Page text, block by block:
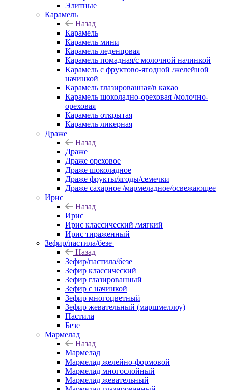
Элитные
Карамель
Назад
Карамель
Карамель мини
Карамель леденцовая
Карамель помадная/с молочной начинкой
Карамель с фруктово-ягодной /желейной
начинкой
Карамель глазированная/в какао
Карамель шоколадно-ореховая /молочно-
ореховая
Карамель открытая
Карамель ликерная
Драже
Назад
Драже
Драже ореховое
Драже шоколадное
Драже фрукты/ягоды/семечки
Драже сахарное /мармеладное/освежающее
Ирис
Назад
Ирис
Ирис классический /мягкий
Ирис тираженный
Зефир/пастила/безе
Назад
Зефир/пастила/безе
Зефир классический
Зефир глазированный
Зефир с начинкой
Зефир многоцветный
Зефир жевательный (маршмеллоу)
Пастила
Безе
Мармелад
Назад
Мармелад
Мармелад желейно-формовой
Мармелад многослойный
Мармелад жевательный